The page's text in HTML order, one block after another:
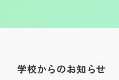
学校からのお知らせ